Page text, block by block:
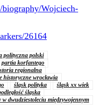
Wojciech-
26164
polityczna polski
partia korfantego
regionalna
historyczne wrocławia
śląsk polityka
śląsk xx wiek
śląska
w dwudziestoleciu międzywojennym